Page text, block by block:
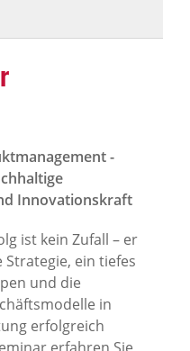
-
Innovationskraft
ist kein Zufall – er
ein tiefes
und die
in
erfolgreich